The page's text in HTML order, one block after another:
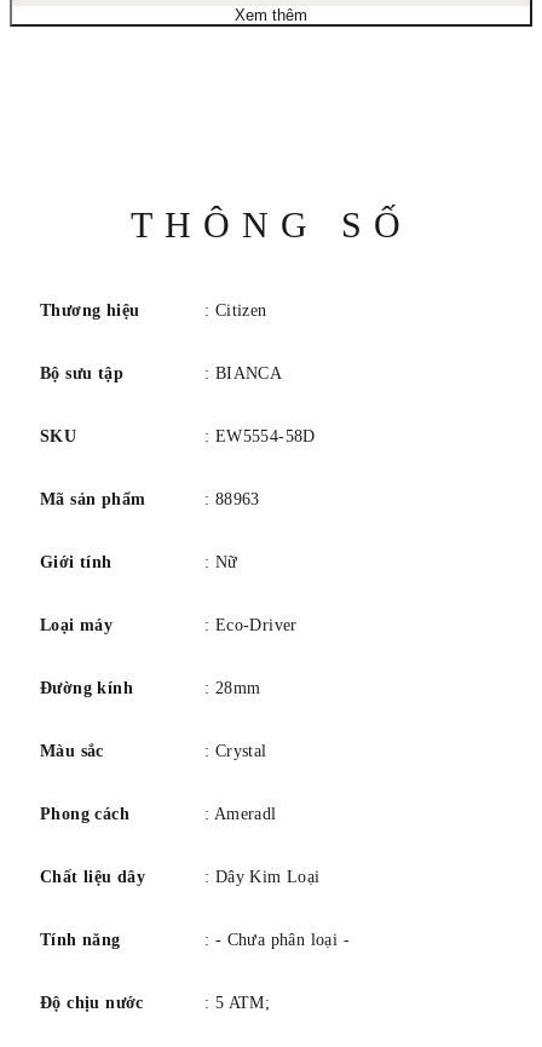
bằng thép không gỉ hai tông màu. Sử dụng công nghệ Eco-
Chống nước Wr50/5bar/166ft [bơi trong nước tĩnh]
Chức năng B035, 3 tay
Xem thêm
THÔNG SỐ
Thương hiệu : Citizen
Bộ sưu tập : BIANCA
SKU : EW5554-58D
Mã sản phẩm : 88963
Giới tính : Nữ
Loại máy : Eco-Driver
Đường kính : 28mm
Màu sắc : Crystal
Phong cách : Ameradl
Chất liệu dây : Dây Kim Loại
Tính năng : - Chưa phân loại -
Độ chịu nước : 5 ATM;